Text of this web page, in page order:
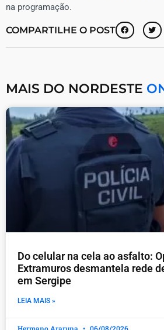
na programação.
COMPARTILHE O POST
MAIS DO NORDESTE
Do celular na cela ao asfalto:
Extramuros desmantela rede
em Sergipe
LEIA MAIS »